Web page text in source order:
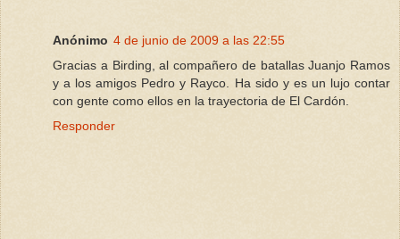
Anónimo 4 de junio de 2009 a las 22:55
Gracias a Birding, al compañero de batallas Juanjo Ramos
y a los amigos Pedro y Rayco. Ha sido y es un lujo contar
con gente como ellos en la trayectoria de El Cardón.
Responder